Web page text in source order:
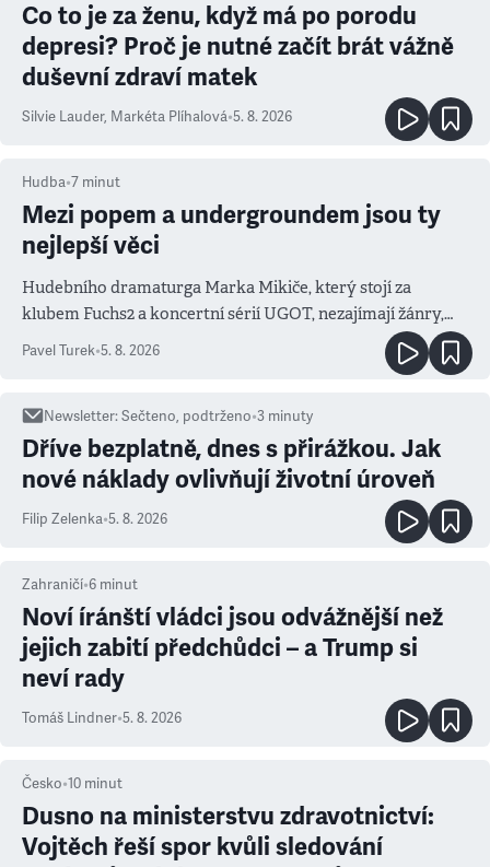
Co to je za ženu, když má po porodu
depresi? Proč je nutné začít brát vážně
duševní zdraví matek
Silvie Lauder, Markéta Plíhalová•5. 8. 2026
Hudba•7 minut
Mezi popem a undergroundem jsou ty
nejlepší věci
Hudebního dramaturga Marka Mikiče, který stojí za
klubem Fuchs2 a koncertní sérií UGOT, nezajímají žánry,
ale atmosféra
Pavel Turek•5. 8. 2026
Newsletter:Sečteno, podtrženo•3 minuty
Dříve bezplatně, dnes s přirážkou. Jak
nové náklady ovlivňují životní úroveň
Filip Zelenka•5. 8. 2026
Zahraničí•6 minut
Noví íránští vládci jsou odvážnější než
jejich zabití předchůdci – a Trump si
neví rady
Tomáš Lindner•5. 8. 2026
Česko•10 minut
Dusno na ministerstvu zdravotnictví:
Vojtěch řeší spor kvůli sledování